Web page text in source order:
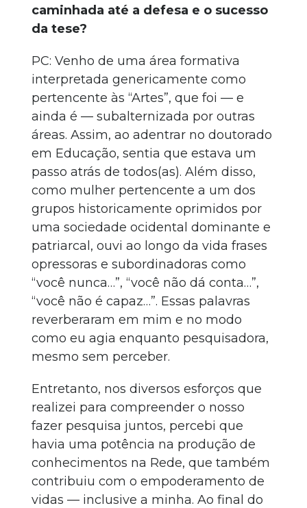
caminhada até a defesa e o sucesso
da tese?
PC: Venho de uma área formativa
interpretada genericamente como
pertencente às “Artes”, que foi — e
ainda é — subalternizada por outras
áreas. Assim, ao adentrar no doutorado
em Educação, sentia que estava um
passo atrás de todos(as). Além disso,
como mulher pertencente a um dos
grupos historicamente oprimidos por
uma sociedade ocidental dominante e
patriarcal, ouvi ao longo da vida frases
opressoras e subordinadoras como
“você nunca…”, “você não dá conta…”,
“você não é capaz…”. Essas palavras
reverberaram em mim e no modo
como eu agia enquanto pesquisadora,
mesmo sem perceber.
Entretanto, nos diversos esforços que
realizei para compreender o nosso
fazer pesquisa juntos, percebi que
havia uma potência na produção de
conhecimentos na Rede, que também
contribuiu com o empoderamento de
vidas — inclusive a minha. Ao final do